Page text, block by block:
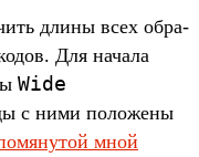
дли­ны всех обра­
Для начала
Wide
с ними положе­ны
мной